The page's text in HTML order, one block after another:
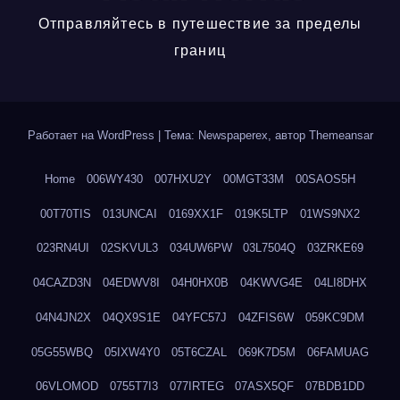
Отправляйтесь в путешествие за пределы
границ
Работает на WordPress Тема: Newspaperex, автор Themeansar
Home 006WY430 007HXU2Y 00MGT33M 00SAOS5H
00T70TIS 013UNCAI 0169XX1F 019K5LTP 01WS9NX2
023RN4UI 02SKVUL3 034UW6PW 03L7504Q 03ZRKE69
04CAZD3N 04EDWV8I 04H0HX0B 04KWVG4E 04LI8DHX
04N4JN2X 04QX9S1E 04YFC57J 04ZFIS6W 059KC9DM
05G55WBQ 05IXW4Y0 05T6CZAL 069K7D5M 06FAMUAG
06VLOMOD 0755T7I3 077IRTEG 07ASX5QF 07BDB1DD